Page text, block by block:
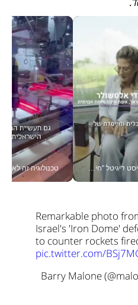
כלכליסט דיגיטל "חינוך הוא המשימה של החיים שלי"_v
Israel's 'Iron Dome'
pic.twitter.com/